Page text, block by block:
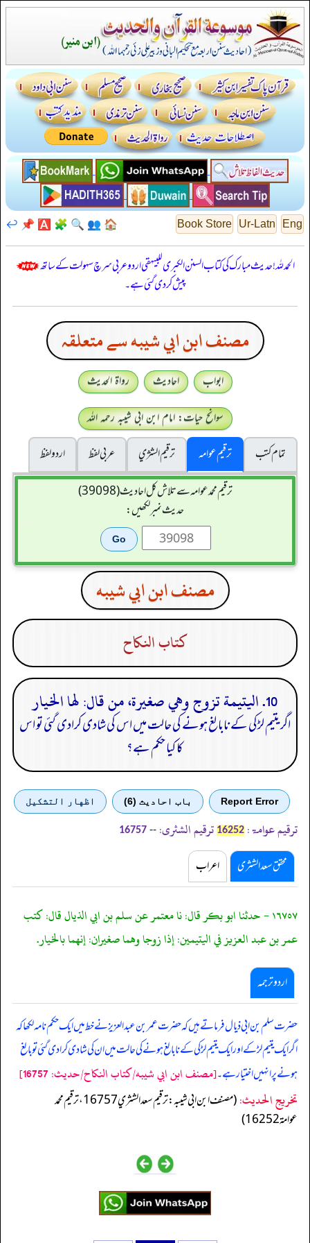
Eng
Ur-Latn
Book Store
🏠
👥
🔍
🧩
🅰️
📌
↩️
الحمدللہ! حدیث مبارک کی کتاب السنن الكبرى للبيهقي اردو عربی سرچ سہولت کے ساتھ
پیش کر دی گئی ہے۔
مصنف ابن ابي شيبه سے متعلقہ
ابواب احادیث
رواۃ الحدیث
سوانح حیات: امام ابن ابی شیبہ رحمہ اللہ
تمام کتب
ترقیم عوامہ ترقيم الشژي عربی لفظ
اردو لفظ
ترقیم محمدعوامہ سے تلاش کل احادیث (39098)
حدیث نمبر لکھیں:
مصنف ابن ابي شيبه
كتاب النكاح
10. اليتيمة تزوج وهي صغيرة، من قال: لها الخيار
اگر یتیم لڑکی کے نابالغ ہونے کی حالت میں اس کی شادی کرادی گئی تو اس
کا کیا حکم ہے؟
Report Error باب احادیث (6) اظهار التشكيل
ترقیم عوامۃ: 16252 ترقیم الشثری: --
16757
محقق سعد الشثری اعراب
١٦٧٥٧ - حدثنا ابو بكر قال: نا معتمر عن سلم بن ابي الذيال قال: كتب
عمر بن عبد العزيز في اليتيمين: إذا زوجا وهما صغيران: إنهما بالخيار.
اردو ترجمہ
حضرت سلم بن ابی ذیال فرماتے ہیں کہ حضرت عمر بن عبدا لعزیز نے خط میں ایک حکم نامہ لکھا کہ
اگر ایک یتیم لڑکے اور ایک یتیم لڑکی کے نابالغ ہونے کی حالت میں ان کی شادی کرادی گئی تو بالغ
ہونے پر انہیں اختیا رہے۔[مصنف ابن ابي شيبه/كتاب النكاح/حدیث: 16757]
تخریج الحدیث:
(مصنف ابن ابي شيبه: ترقيم سعد الشثري 16757، ترقيم محمد
عوامة 16252)